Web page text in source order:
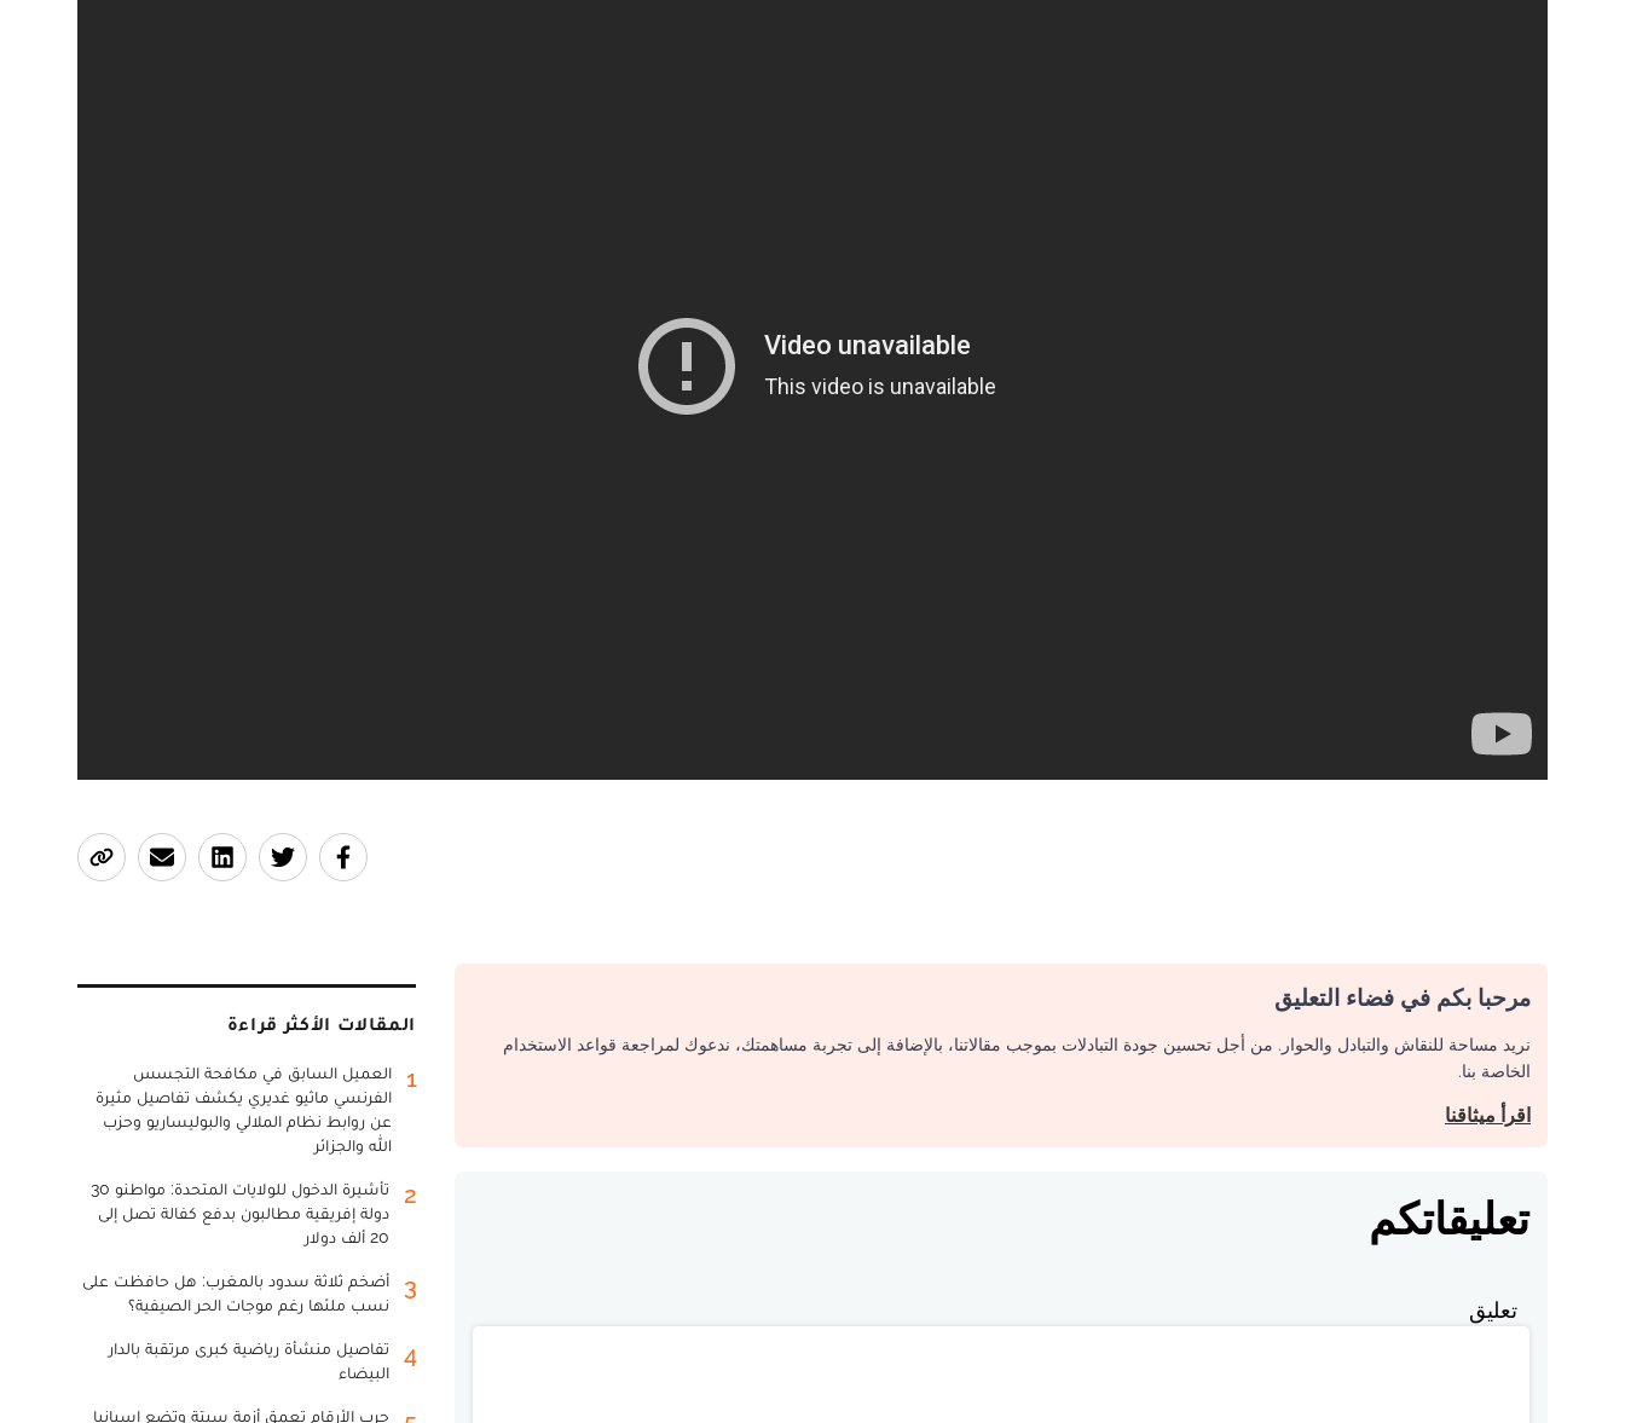
مرحبا بكم في فضاء التعليق
نريد مساحة للنقاش والتبادل والحوار. من أجل تحسين جودة التبادلات بموجب مقالاتنا، بالإضافة إلى تجربة مساهمتك، ندعوك لمراجعة قواعد الاستخدام
الخاصة بنا.
اقرأ ميثاقنا
تعليقاتكم
تعليق
المقالات الأكثر قراءة
1
العميل السابق في مكافحة التجسس
الفرنسي ماثيو غديري يكشف تفاصيل مثيرة
عن روابط نظام الملالي والبوليساريو وحزب
الله والجزائر
2
تأشيرة الدخول للولايات المتحدة: مواطنو 30
دولة إفريقية مطالبون بدفع كفالة تصل إلى
20 ألف دولار
3
أضخم ثلاثة سدود بالمغرب: هل حافظت على
نسب ملئها رغم موجات الحر الصيفية؟
4
تفاصيل منشأة رياضية كبرى مرتقبة بالدار
البيضاء
حرب الأرقام تعمق أزمة سبتة وتضع إسبانيا